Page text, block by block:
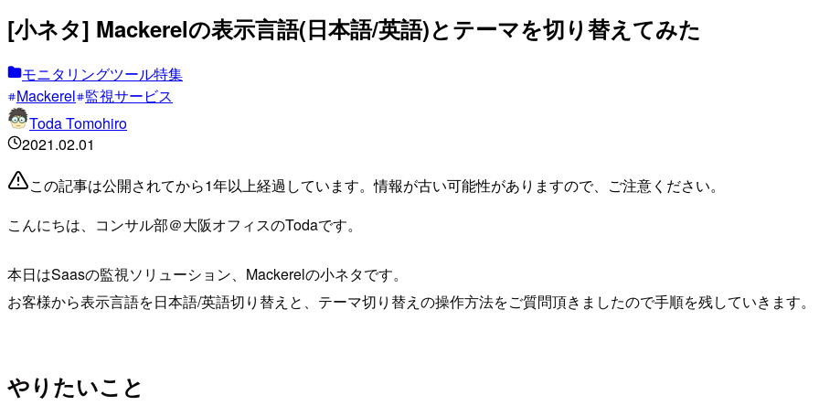
[小ネタ] Mackerelの表示言語(日本語/英語)とテーマを切り替えてみた
モニタリングツール特集
Mackerel 監視サービス
Toda Tomohiro
2021.02.01
この記事は公開されてから1年以上経過しています。情報が古い可能性がありますので、ご注意ください。
こんにちは、コンサル部＠大阪オフィスのTodaです。
本日はSaasの監視ソリューション、Mackerelの小ネタです。
お客様から表示言語を日本語/英語切り替えと、テーマ切り替えの操作方法をご質問頂きましたので手順を残していきます。
やりたいこと